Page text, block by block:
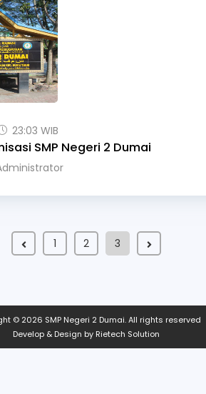
23:03 WIB
SMP Negeri 2 Dumai
1 2 3
© 2026 SMP Negeri 2 Dumai. All rights reserved
Develop & Design by Rietech Solution